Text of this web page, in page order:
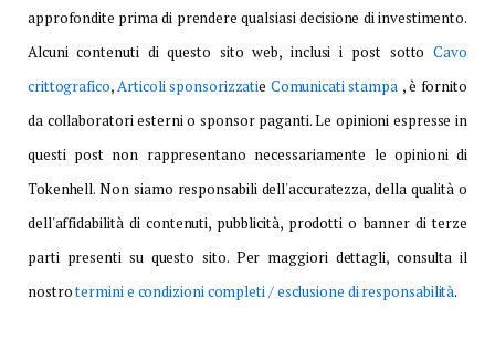
approfondite prima di prendere qualsiasi decisione di investimento.
Alcuni contenuti di questo sito web, inclusi i post sottoCavo
crittografico,Articoli sponsorizzatie Comunicati stampa , è fornito
da collaboratori esterni o sponsor paganti. Le opinioni espresse in
questi post non rappresentano necessariamente le opinioni di
Tokenhell. Non siamo responsabili dell'accuratezza, della qualità o
dell'affidabilità di contenuti, pubblicità, prodotti o banner di terze
parti presenti su questo sito. Per maggiori dettagli, consulta il
nostrotermini e condizioni completi / esclusione di responsabilità.